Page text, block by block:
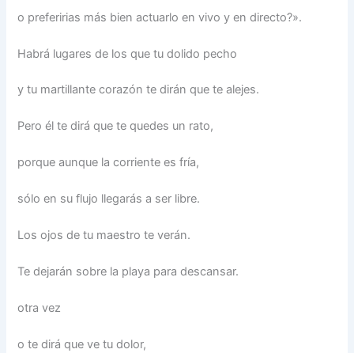
o preferirias más bien actuarlo en vivo y en directo?».
Habrá lugares de los que tu dolido pecho
y tu martillante corazón te dirán que te alejes.
Pero él te dirá que te quedes un rato,
porque aunque la corriente es fría,
sólo en su flujo llegarás a ser libre.
Los ojos de tu maestro te verán.
Te dejarán sobre la playa para descansar.
otra vez
o te dirá que ve tu dolor,